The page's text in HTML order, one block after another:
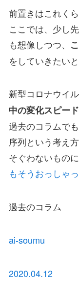
前置きはこれくら
ここでは、少し
も想像しつつ、
をしていきたい
新型コロナウイ
中の変化スピー
過去のコラムで
序列という考え
そぐわないもの
もそうおっしゃ
過去のコラム
ai-soumu
2020.04.12